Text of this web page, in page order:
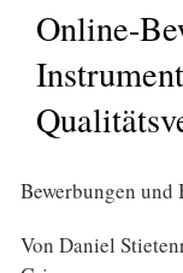
Online-
Bewerbungen und
Von Daniel